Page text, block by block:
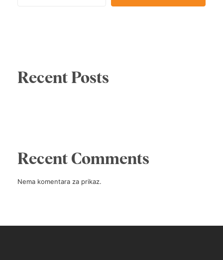
Recent Posts
Recent Comments
Nema komentara za prikaz.